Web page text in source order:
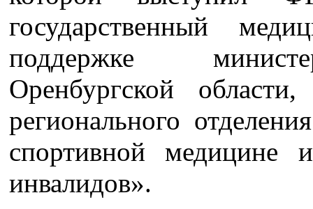
государственный
поддержке
Оренбургской
регионального
спортивной медицине
инвалидов».